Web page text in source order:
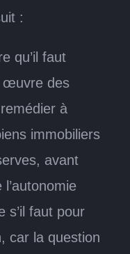
:
qu’il faut
œuvre des
à
immobiliers
avant
s’il faut pour
car la question